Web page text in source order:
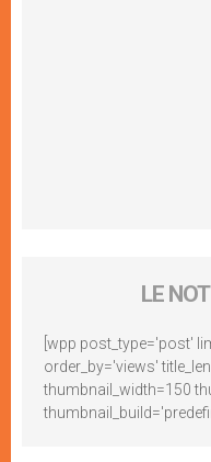
LE
[wpp post_type='post'
order_by='views'
thumbnail_width=150